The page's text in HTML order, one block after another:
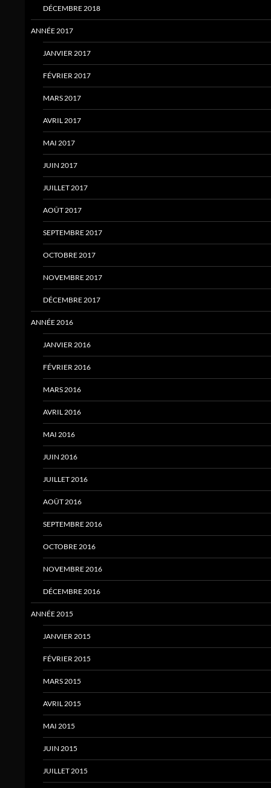
DÉCEMBRE 2018
ANNÉE 2017
JANVIER 2017
FÉVRIER 2017
MARS 2017
AVRIL 2017
MAI 2017
JUIN 2017
JUILLET 2017
AOÛT 2017
SEPTEMBRE 2017
OCTOBRE 2017
NOVEMBRE 2017
DÉCEMBRE 2017
ANNÉE 2016
JANVIER 2016
FÉVRIER 2016
MARS 2016
AVRIL 2016
MAI 2016
JUIN 2016
JUILLET 2016
AOÛT 2016
SEPTEMBRE 2016
OCTOBRE 2016
NOVEMBRE 2016
DÉCEMBRE 2016
ANNÉE 2015
JANVIER 2015
FÉVRIER 2015
MARS 2015
AVRIL 2015
MAI 2015
JUIN 2015
JUILLET 2015